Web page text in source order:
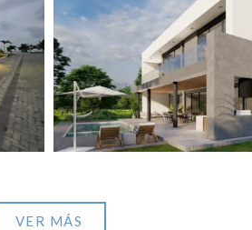
VER MÁS